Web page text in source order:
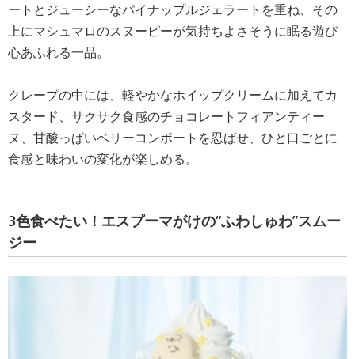
ートとジューシーなパイナップルジェラートを重ね、その
上にマシュマロのスヌーピーが気持ちよさそうに眠る遊び
心あふれる一品。
クレープの中には、軽やかなホイップクリームに加えてカ
スタード、サクサク食感のチョコレートフィアンティー
ヌ、甘酸っぱいベリーコンポートを忍ばせ、ひと口ごとに
食感と味わいの変化が楽しめる。
3色食べたい！エスプーマがけの“ふわしゅわ”スムー
ジー